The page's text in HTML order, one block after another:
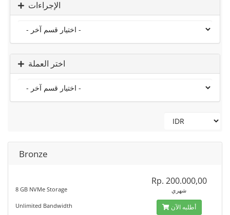
الإجراءات
اختر العملة
Bronze
8 GB NVMe Storage
Unlimited Bandwidth
Rp. 200.000,00
شهري
أطلبه الآن